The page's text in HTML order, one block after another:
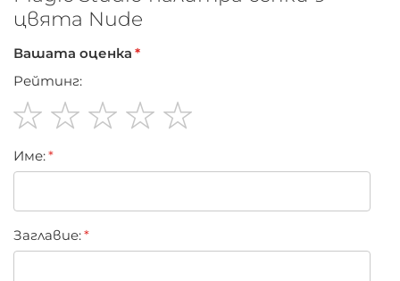
цвята Nude
Вашата оценка
Рейтинг:
star
stars
stars
stars
stars
Име:
Заглавиe: